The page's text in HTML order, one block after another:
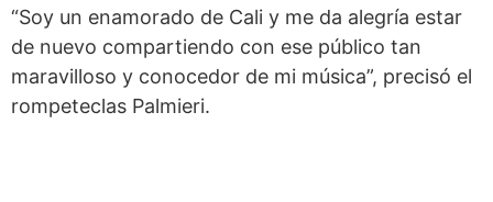
“Soy un enamorado de Cali y me da alegría estar
de nuevo compartiendo con ese público tan
maravilloso y conocedor de mi música”, precisó el
rompeteclas Palmieri.